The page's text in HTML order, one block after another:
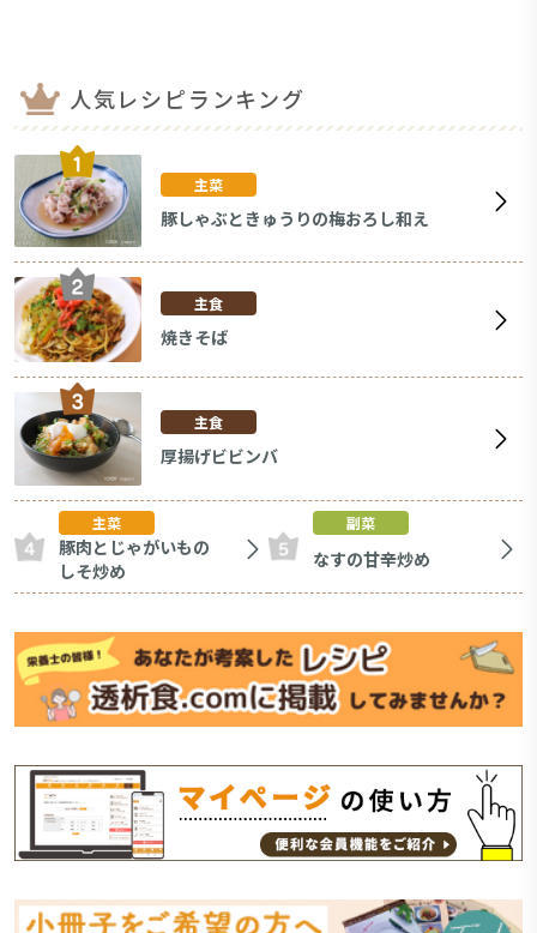
人気レシピランキング
主菜
豚しゃぶときゅうりの梅おろし和え
主食
焼きそば
主食
厚揚げビビンバ
主菜
豚肉とじゃがいもの
しそ炒め
副菜
なすの甘辛炒め